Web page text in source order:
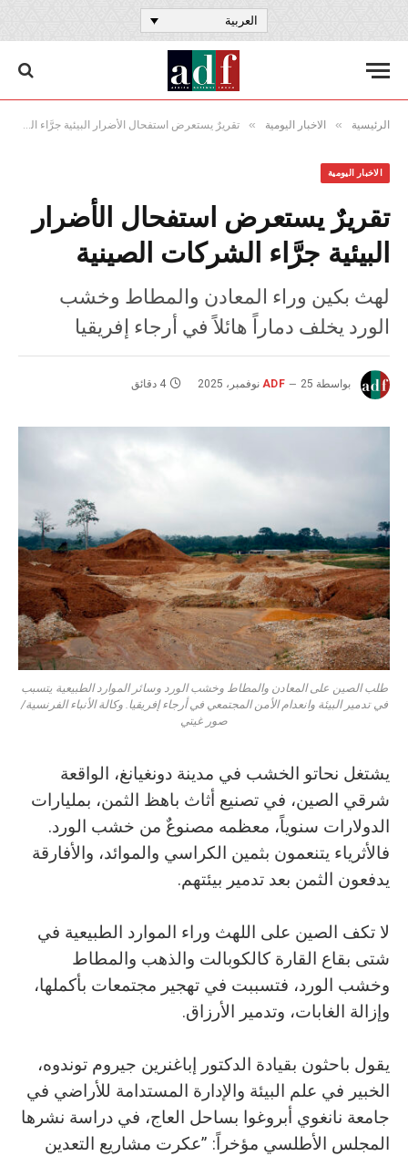
العربية
الرئيسية » الاخبار اليومية » تقريرٌ يستعرض استفحال الأضرار البيئية جرَّاء الشركات الصينية
الاخبار اليومية
تقريرٌ يستعرض استفحال الأضرار
البيئية جرَّاء الشركات الصينية
لهث بكين وراء المعادن والمطاط وخشب
الورد يخلف دماراً هائلاً في أرجاء إفريقيا
بواسطة ADF 25 نوفمبر، 2025 4 دقائق
طلب الصين على المعادن والمطاط وخشب الورد وسائر الموارد الطبيعية يتسبب
في تدمير البيئة وانعدام الأمن المجتمعي في أرجاء إفريقيا. وكالة الأنباء الفرنسية/
صور غيتي
يشتغل نحاتو الخشب في مدينة دونغيانغ، الواقعة
شرقي الصين، في تصنيع أثاث باهظ الثمن، بمليارات
الدولارات سنوياً، معظمه مصنوعٌ من خشب الورد.
فالأثرياء يتنعمون بثمين الكراسي والموائد، والأفارقة
يدفعون الثمن بعد تدمير بيئتهم.
لا تكف الصين على اللهث وراء الموارد الطبيعية في
شتى بقاع القارة كالكوبالت والذهب والمطاط
وخشب الورد، فتسببت في تهجير مجتمعات بأكملها،
وإزالة الغابات، وتدمير الأرزاق.
يقول باحثون بقيادة الدكتور إباغنرين جيروم توندوه،
الخبير في علم البيئة والإدارة المستدامة للأراضي في
جامعة نانغوي أبروغوا بساحل العاج، في دراسة نشرها
المجلس الأطلسي مؤخراً: ”عكرت مشاريع التعدين